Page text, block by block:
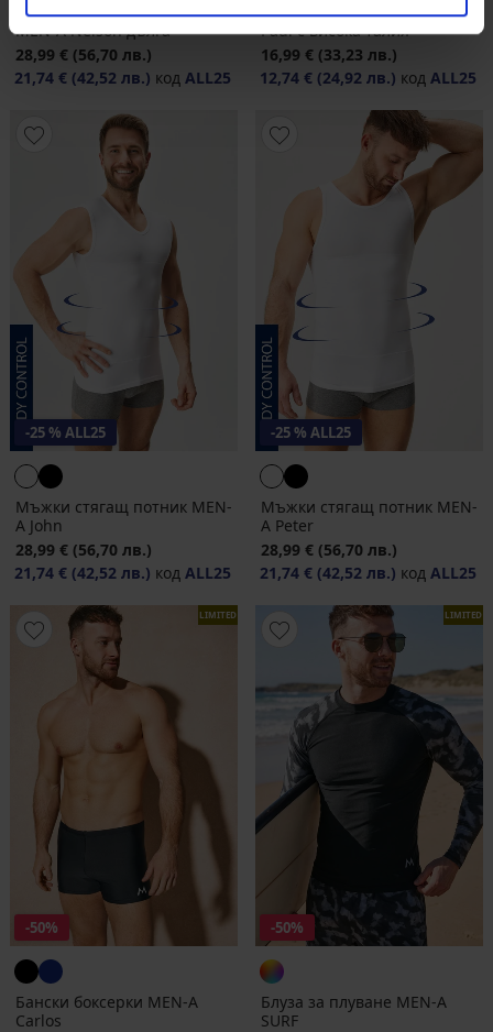
Мъжка памучна нощница
MEN-A Nelson дълга
28,99 € (56,70 лв.)
21,74 € (42,52 лв.) код ALL25
Стягащи боксерки MEN-A
Paul с висока талия
16,99 € (33,23 лв.)
12,74 € (24,92 лв.) код ALL25
-25 % ALL25
Мъжки стягащ потник MEN-
A John
28,99 € (56,70 лв.)
21,74 € (42,52 лв.) код ALL25
-25 % ALL25
Мъжки стягащ потник MEN-
A Peter
28,99 € (56,70 лв.)
21,74 € (42,52 лв.) код ALL25
LIMITED
-50%
Бански боксерки MEN-A
Carlos
LIMITED
-50%
Блуза за плуване MEN-A
SURF